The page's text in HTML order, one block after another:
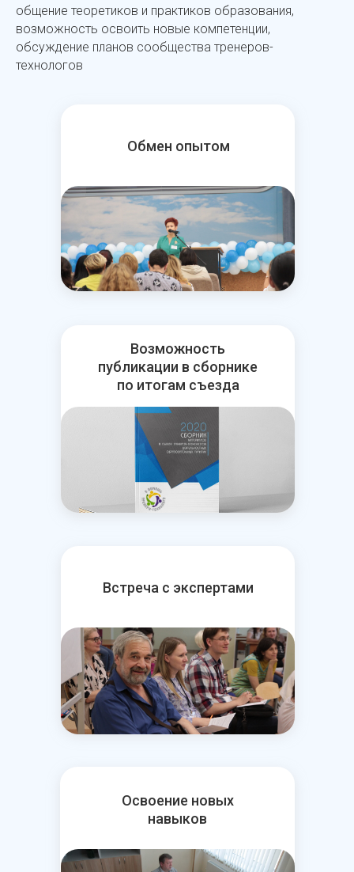
общение теоретиков и практиков образования,
возможность освоить новые компетенции,
обсуждение планов сообщества тренеров-
технологов
Обмен опытом
Встреча с экспертами
Возможность
публикации в сборнике
по итогам съезда
Освоение новых
навыков